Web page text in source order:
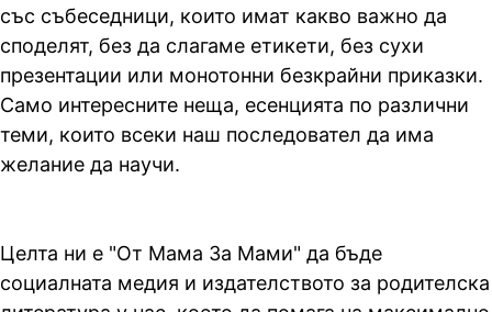
със събеседници, които имат какво важно да
споделят, без да слагаме етикети, без сухи
презентации или монотонни безкрайни приказки.
Само интересните неща, есенцията по различни
теми, които всеки наш последовател да има
желание да научи.
Целта ни е "От Мама За Мами" да бъде
социалната медия и издателството за родителска